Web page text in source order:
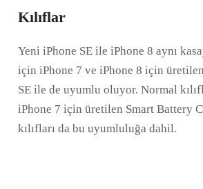
Kılıflar
Yeni iPhone SE ile iPhone 8 aynı
için iPhone 7 ve iPhone 8 için
SE ile de uyumlu oluyor. Normal
iPhone 7 için üretilen Smart Battery
kılıfları da bu uyumluluğa dahil.